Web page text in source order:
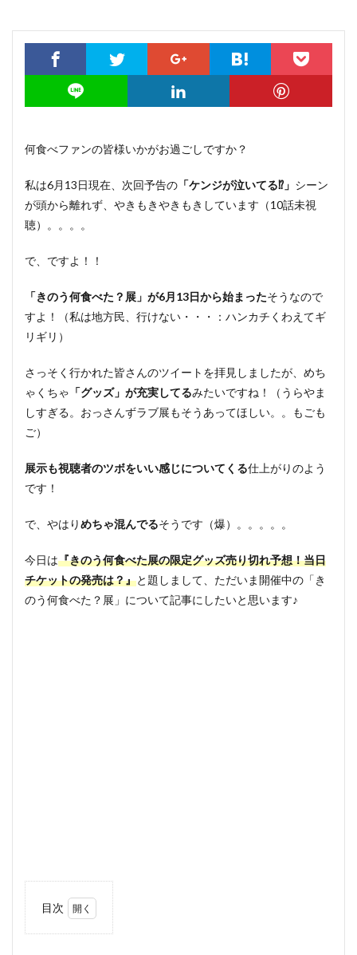
何食べファンの皆様いかがお過ごしですか？
私は6月13日現在、次回予告の 「ケンジが泣いてる⁉」 シーン
が頭から離れず、やきもきやきもきしています（10話未視
聴）。。。。
で、ですよ！！
「きのう何食べた？展」が6月13日から始まったそうなので
すよ！（私は地方民、行けない・・・：ハンカチくわえてギ
リギリ）
さっそく行かれた皆さんのツイートを拝見しましたが、めち
ゃくちゃ 「グッズ」が充実してるみたいですね！（うらやま
しすぎる。おっさんずラブ展もそうあってほしい。。もごも
ご）
展示も視聴者のツボをいい感じについてくる仕上がりのよう
です！
で、やはりめちゃ混んでるそうです（爆）。。。。。
今日は『きのう何食べた展の限定グッズ売り切れ予想！当日
チケットの発売は？』と題しまして、ただいま開催中の「き
のう何食べた？展」について記事にしたいと思います♪
目次